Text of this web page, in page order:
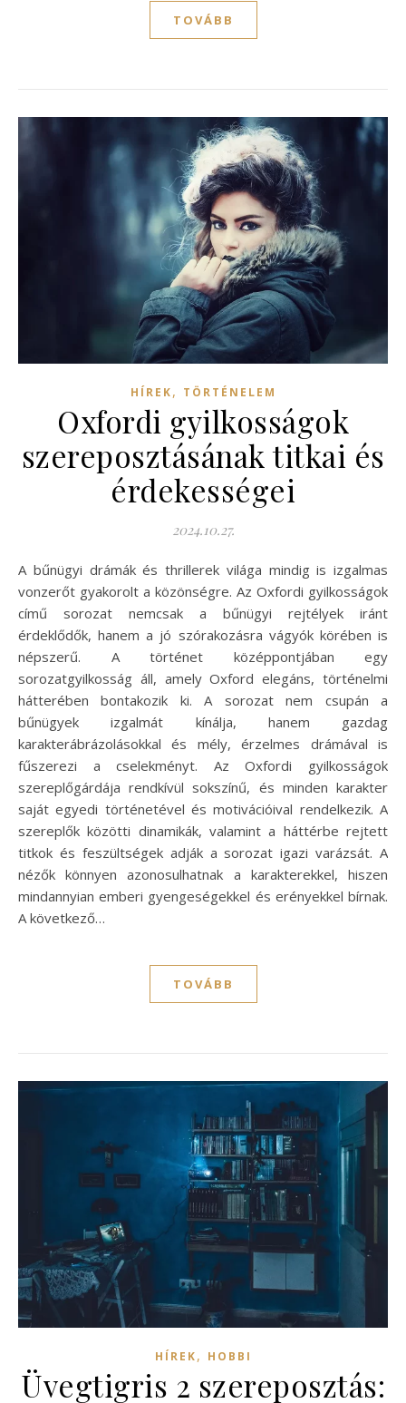
TOVÁBB
HÍREK, TÖRTÉNELEM
Oxfordi gyilkosságok
szereposztásának titkai és
érdekességei
2024.10.27.
A bűnügyi drámák és thrillerek világa mindig is izgalmas
vonzerőt gyakorolt a közönségre. Az Oxfordi gyilkosságok
című sorozat nemcsak a bűnügyi rejtélyek iránt
érdeklődők, hanem a jó szórakozásra vágyók körében is
népszerű. A történet középpontjában egy
sorozatgyilkosság áll, amely Oxford elegáns, történelmi
hátterében bontakozik ki. A sorozat nem csupán a
bűnügyek izgalmát kínálja, hanem gazdag
karakterábrázolásokkal és mély, érzelmes drámával is
fűszerezi a cselekményt. Az Oxfordi gyilkosságok
szereplőgárdája rendkívül sokszínű, és minden karakter
saját egyedi történetével és motivációival rendelkezik. A
szereplők közötti dinamikák, valamint a háttérbe rejtett
titkok és feszültségek adják a sorozat igazi varázsát. A
nézők könnyen azonosulhatnak a karakterekkel, hiszen
mindannyian emberi gyengeségekkel és erényekkel bírnak.
A következő…
TOVÁBB
HÍREK, HOBBI
Üvegtigris 2 szereposztás: